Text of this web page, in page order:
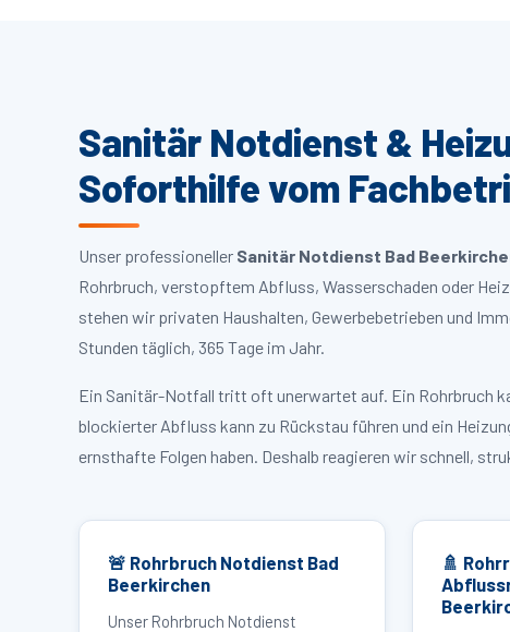
Sanitär Notdienst &
Soforthilfe vom
Unser professioneller Sanitär Notdienst Bad
Rohrbruch, verstopftem Abfluss, Wasserschaden oder
stehen wir privaten Haushalten, Gewerbebetrieben und
Stunden täglich, 365 Tage im Jahr.
Ein Sanitär-Notfall tritt oft unerwartet auf. Ein Rohrbruch
blockierter Abfluss kann zu Rückstau führen und ein
ernsthafte Folgen haben. Deshalb reagieren wir schnell,
🚨 Rohrbruch Notdienst Bad
Beerkirchen
Unser Rohrbruch Notdienst
🚿